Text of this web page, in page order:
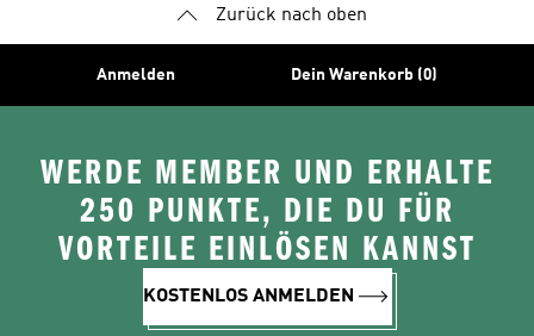
Zurück nach oben
Anmelden Dein Warenkorb (0)
WERDE MEMBER UND ERHALTE
250 PUNKTE, DIE DU FÜR
VORTEILE EINLÖSEN KANNST
KOSTENLOS ANMELDEN